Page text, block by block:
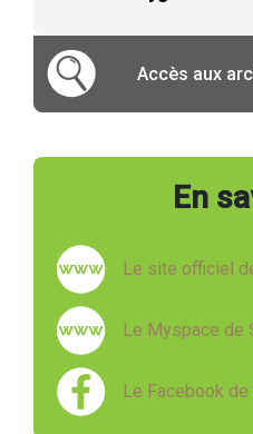
Accès aux
En
Le site officiel
Le Myspace de
Le Facebook de